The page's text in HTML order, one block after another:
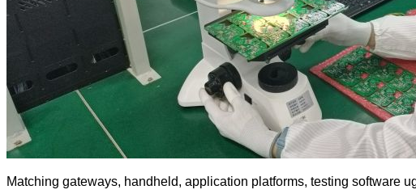
Matching gateways, handheld, application platforms, testing software